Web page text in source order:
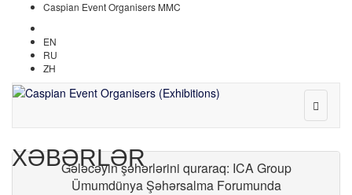
Caspian Event Organisers MMC
EN
RU
ZH
XƏBƏRLƏR
Gələcəyin şəhərlərini quraraq: ICA Group
Ümumdünya Şəhərsalma Forumunda